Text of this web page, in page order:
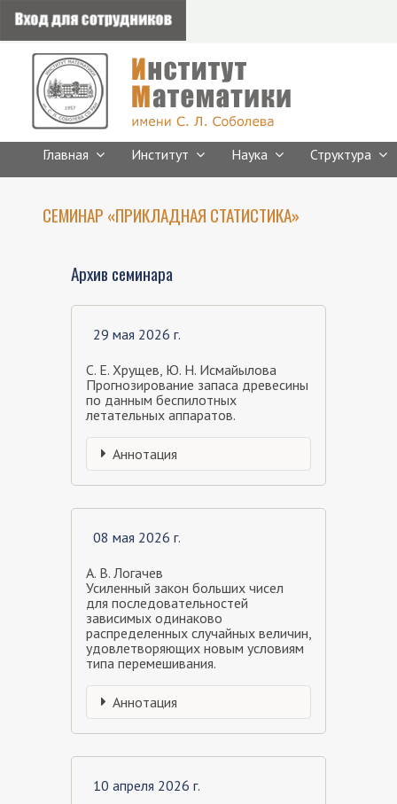
Главная Институт Наука Структура
CЕМИНАР «ПРИКЛАДНАЯ СТАТИСТИКА»
Архив семинара
29 мая 2026 г.
С. Е. Хрущев, Ю. Н. Исмайылова
Прогнозирование запаса древесины
по данным беспилотных
летательных аппаратов.
Аннотация
08 мая 2026 г.
А. В. Логачев
Усиленный закон больших чисел
для последовательностей
зависимых одинаково
распределенных случайных величин,
удовлетворяющих новым условиям
типа перемешивания.
Аннотация
10 апреля 2026 г.